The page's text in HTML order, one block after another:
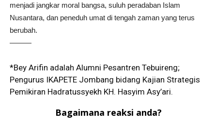
menjadi jangkar moral bangsa, suluh peradaban Islam
Nusantara, dan peneduh umat di tengah zaman yang terus
berubah.
———
*Bey Arifin adalah Alumni Pesantren Tebuireng;
Pengurus IKAPETE Jombang bidang Kajian Strategis
Pemikiran Hadratussyekh KH. Hasyim Asy’ari.
Bagaimana reaksi anda?